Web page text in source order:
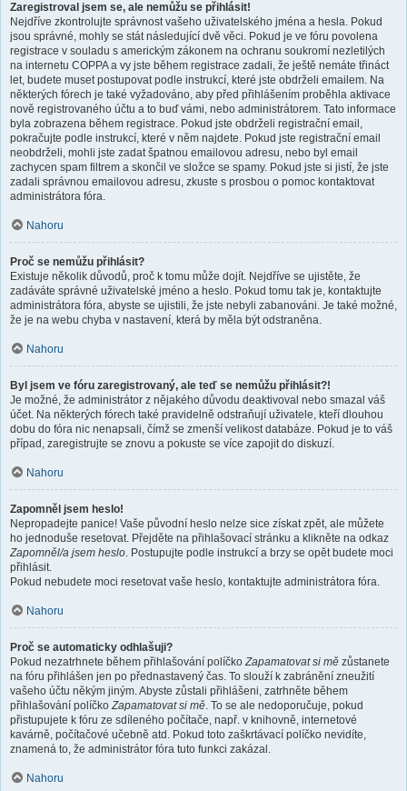
Zaregistroval jsem se, ale nemůžu se přihlásit!
Nejdříve zkontrolujte správnost vašeho uživatelského jména a hesla. Pokud
jsou správné, mohly se stát následující dvě věci. Pokud je ve fóru povolena
registrace v souladu s americkým zákonem na ochranu soukromí nezletilých
na internetu COPPA a vy jste během registrace zadali, že ještě nemáte třináct
let, budete muset postupovat podle instrukcí, které jste obdrželi emailem. Na
některých fórech je také vyžadováno, aby před přihlášením proběhla aktivace
nově registrovaného účtu a to buď vámi, nebo administrátorem. Tato informace
byla zobrazena během registrace. Pokud jste obdrželi registrační email,
pokračujte podle instrukcí, které v něm najdete. Pokud jste registrační email
neobdrželi, mohli jste zadat špatnou emailovou adresu, nebo byl email
zachycen spam filtrem a skončil ve složce se spamy. Pokud jste si jistí, že jste
zadali správnou emailovou adresu, zkuste s prosbou o pomoc kontaktovat
administrátora fóra.
Nahoru
Proč se nemůžu přihlásit?
Existuje několik důvodů, proč k tomu může dojít. Nejdříve se ujistěte, že
zadáváte správné uživatelské jméno a heslo. Pokud tomu tak je, kontaktujte
administrátora fóra, abyste se ujistili, že jste nebyli zabanováni. Je také možné,
že je na webu chyba v nastavení, která by měla být odstraněna.
Nahoru
Byl jsem ve fóru zaregistrovaný, ale teď se nemůžu přihlásit?!
Je možné, že administrátor z nějakého důvodu deaktivoval nebo smazal váš
účet. Na některých fórech také pravidelně odstraňují uživatele, kteří dlouhou
dobu do fóra nic nenapsali, čímž se zmenší velikost databáze. Pokud je to váš
případ, zaregistrujte se znovu a pokuste se více zapojit do diskuzí.
Nahoru
Zapomněl jsem heslo!
Nepropadejte panice! Vaše původní heslo nelze sice získat zpět, ale můžete
ho jednoduše resetovat. Přejděte na přihlašovací stránku a klikněte na odkaz
Zapomněl/a jsem heslo. Postupujte podle instrukcí a brzy se opět budete moci
přihlásit.
Pokud nebudete moci resetovat vaše heslo, kontaktujte administrátora fóra.
Nahoru
Proč se automaticky odhlašuji?
Pokud nezatrhnete během přihlašování políčkoZapamatovat si mě zůstanete
na fóru přihlášen jen po přednastavený čas. To slouží k zabránění zneužití
vašeho účtu někým jiným. Abyste zůstali přihlášeni, zatrhněte během
přihlašování políčkoZapamatovat si mě. To se ale nedoporučuje, pokud
přistupujete k fóru ze sdíleného počítače, např. v knihovně, internetové
kavárně, počítačové učebně atd. Pokud toto zaškrtávací políčko nevidíte,
znamená to, že administrátor fóra tuto funkci zakázal.
Nahoru